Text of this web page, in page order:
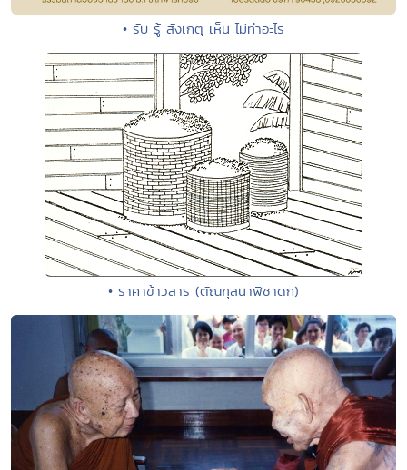
• รับ รู้ สังเกตุ เห็น ไม่ทำอะไร
• ราคาข้าวสาร (ตัณฑุลนาฬิชาดก)